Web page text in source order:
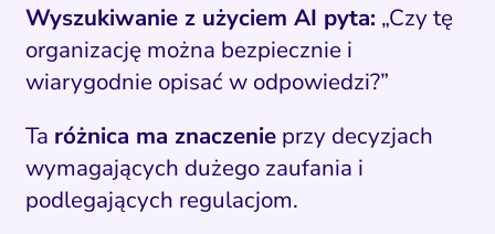
Wyszukiwanie z użyciem AI pyta: „Czy tę
organizację można bezpiecznie i
wiarygodnie opisać w odpowiedzi?”
Ta różnica ma znaczenieprzy decyzjach
wymagających dużego zaufania i
podlegających regulacjom.